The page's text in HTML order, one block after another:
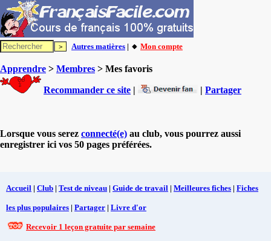
Autres matières | 🔸 Mon compte
Apprendre > Membres > Mes favoris
Recommander ce site | | Partager
Lorsque vous serez connecté(e) au club, vous pourrez aussi
enregistrer ici vos 50 pages préférées.
Accueil | Club | Test de niveau | Guide de travail | Meilleures fiches | Fiches
les plus populaires | Partager | Livre d'or
Recevoir 1 leçon gratuite par semaine